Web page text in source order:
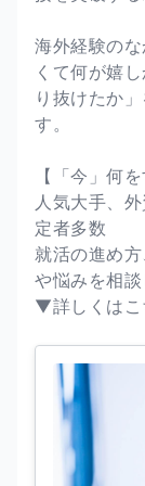
海外経験の
くて何が嬉
り抜けたか
す。
【「今」何
人気大手、
定者多数
就活の進め
や悩みを相
▼詳しくはこ